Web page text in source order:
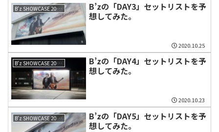
B’z SHOWCASE 2020 -5 ERAS 8820-
B’zの「DAY3」セットリストを予
想してみた。
2020.10.25
B’z SHOWCASE 2020 -5 ERAS 8820-
B’zの「DAY4」セットリストを予
想してみた。
2020.10.23
B’z SHOWCASE 2020 -5 ERAS 8820-
B’zの「DAY5」セットリストを予
想してみた。